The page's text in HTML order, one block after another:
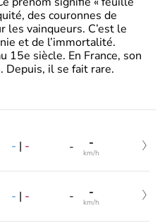
des couronnes de
vainqueurs. C’est le
et de l’immortalité.
15e siècle. En France, son
Depuis, il se fait rare.
- | - - -
km/h
- | - - -
km/h